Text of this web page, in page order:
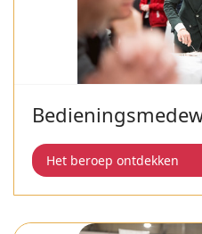
Het beroep ontdekken